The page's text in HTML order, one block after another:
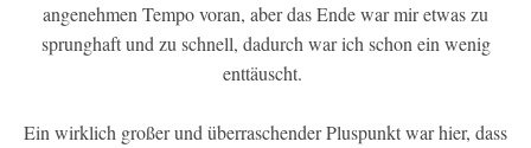
angenehmen Tempo voran, aber das Ende war mir etwas zu
sprunghaft und zu schnell, dadurch war ich schon ein wenig
enttäuscht.
Ein wirklich großer und überraschender Pluspunkt war hier, dass